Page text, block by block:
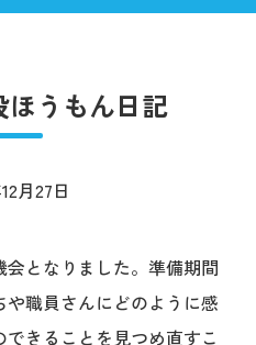
うもん日記
月27日
となりました。準備期間
職員さんにどのように感
きることを見つめ直すこ